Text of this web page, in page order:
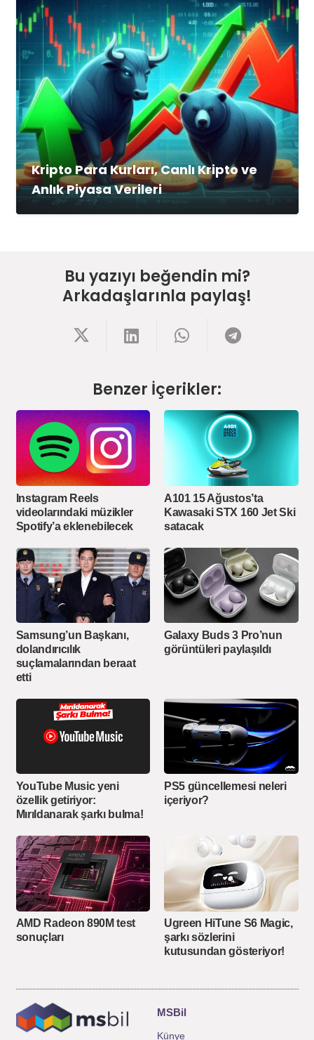
Kripto Para Kurları, Canlı Kripto ve
Anlık Piyasa Verileri
Bu yazıyı beğendin mi?
Arkadaşlarınla paylaş!
Benzer İçerikler:
Instagram Reels
videolarındaki müzikler
Spotify’a eklenebilecek
A101 15 Ağustos’ta
Kawasaki STX 160 Jet Ski
satacak
Samsung’un Başkanı,
dolandırıcılık
suçlamalarından beraat
etti
Galaxy Buds 3 Pro’nun
görüntüleri paylaşıldı
YouTube Music yeni
özellik getiriyor:
Mırıldanarak şarkı bulma!
PS5 güncellemesi neleri
içeriyor?
AMD Radeon 890M test
sonuçları
Ugreen HiTune S6 Magic,
şarkı sözlerini
kutusundan gösteriyor!
MSBil
Künye